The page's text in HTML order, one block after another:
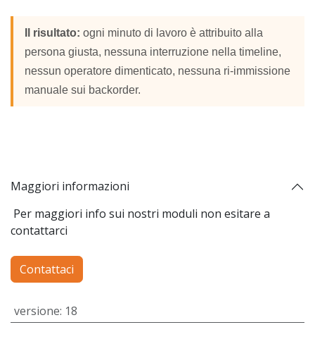
Il risultato: ogni minuto di lavoro è attribuito alla
persona giusta, nessuna interruzione nella timeline,
nessun operatore dimenticato, nessuna ri-immissione
manuale sui backorder.
Maggiori informazioni
Per maggiori info sui nostri moduli non esitare a
contattarci
Contattaci
versione: 18